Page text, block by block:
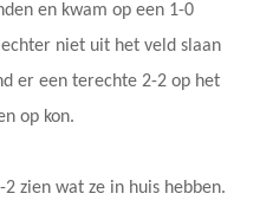
en kwam op een 1-0
niet uit het veld slaan
er een terechte 2-2 op het
op kon.
zien wat ze in huis hebben.